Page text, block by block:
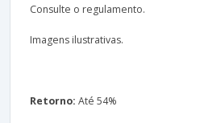
Consulte o regulamento.
Imagens ilustrativas.
Retorno: Até 54%